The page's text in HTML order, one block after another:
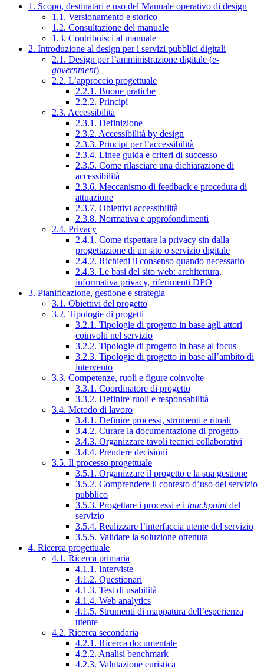
1. Scopo, destinatari e uso del Manuale operativo di design
1.1. Versionamento e storico
1.2. Consultazione del manuale
1.3. Contribuisci al manuale
2. Introduzione al design per i servizi pubblici digitali
2.1. Design per l’amministrazione digitale (e-
government)
2.2. L’approccio progettuale
2.2.1. Buone pratiche
2.2.2. Principi
2.3. Accessibilità
2.3.1. Definizione
2.3.2. Accessibilità by design
2.3.3. Principi per l’accessibilità
2.3.4. Linee guida e criteri di successo
2.3.5. Come rilasciare una dichiarazione di
accessibilità
2.3.6. Meccanismo di feedback e procedura di
attuazione
2.3.7. Obiettivi accessibilità
2.3.8. Normativa e approfondimenti
2.4. Privacy
2.4.1. Come rispettare la privacy sin dalla
progettazione di un sito o servizio digitale
2.4.2. Richiedi il consenso quando necessario
2.4.3. Le basi del sito web: architettura,
informativa privacy, riferimenti DPO
3. Pianificazione, gestione e strategia
3.1. Obiettivi del progetto
3.2. Tipologie di progetti
3.2.1. Tipologie di progetto in base agli attori
coinvolti nel servizio
3.2.2. Tipologie di progetto in base al focus
3.2.3. Tipologie di progetto in base all’ambito di
intervento
3.3. Competenze, ruoli e figure coinvolte
3.3.1. Coordinatore di progetto
3.3.2. Definire ruoli e responsabilità
3.4. Metodo di lavoro
3.4.1. Definire processi, strumenti e rituali
3.4.2. Curare la documentazione di progetto
3.4.3. Organizzare tavoli tecnici collaborativi
3.4.4. Prendere decisioni
3.5. Il processo progettuale
3.5.1. Organizzare il progetto e la sua gestione
3.5.2. Comprendere il contesto d’uso del servizio
pubblico
3.5.3. Progettare i processi e i touchpointdel
servizio
3.5.4. Realizzare l’interfaccia utente del servizio
3.5.5. Validare la soluzione ottenuta
4. Ricerca progettuale
4.1. Ricerca primaria
4.1.1. Interviste
4.1.2. Questionari
4.1.3. Test di usabilità
4.1.4. Web analytics
4.1.5. Strumenti di mappatura dell’esperienza
utente
4.2. Ricerca secondaria
4.2.1. Ricerca documentale
4.2.2. Analisi benchmark
4.2.3. Valutazione euristica